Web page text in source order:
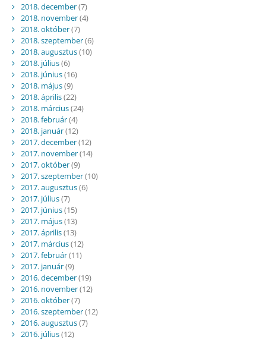
2018. december(7)
2018. november(4)
2018. október(7)
2018. szeptember(6)
2018. augusztus(10)
2018. július(6)
2018. június(16)
2018. május(9)
2018. április(22)
2018. március(24)
2018. február(4)
2018. január(12)
2017. december(12)
2017. november(14)
2017. október(9)
2017. szeptember(10)
2017. augusztus(6)
2017. július(7)
2017. június(15)
2017. május(13)
2017. április(13)
2017. március(12)
2017. február(11)
2017. január(9)
2016. december(19)
2016. november(12)
2016. október(7)
2016. szeptember(12)
2016. augusztus(7)
2016. július(12)